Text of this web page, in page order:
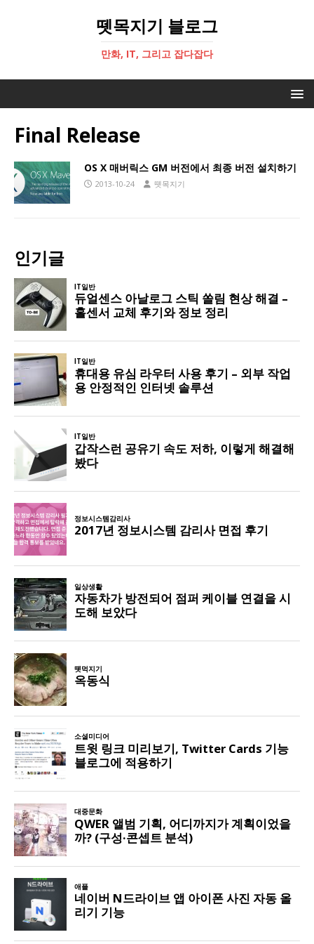
뗏목지기 블로그
만화, IT, 그리고 잡다잡다
Final Release
OS X 매버릭스 GM 버전에서 최종 버전 설치하기
2013-10-24 뗏목지기
인기글